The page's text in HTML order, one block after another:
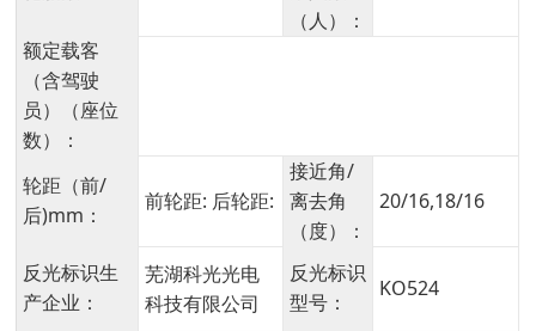
（人）：
额定载客
（含驾驶
员）（座位
数）：
轮距（前/
后)mm：
前轮距: 后轮距:
接近角/
离去角
（度）：
20/16,18/16
反光标识生
产企业：
芜湖科光光电
科技有限公司
反光标识
型号：
KO524